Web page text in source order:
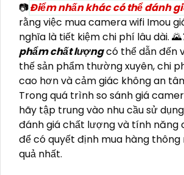
📷Điểm nhấn khác có thể đánh
rằng việc mua camera wifi Imou
nghĩa là tiết kiệm chi phí lâu dài. 🌄
phẩm chất lượngcó thể dẫn đến
thế sản phẩm thường xuyên, chi
cao hơn và cảm giác không an
Trong quá trình so sánh giá
hãy tập trung vào nhu cầu sử
đánh giá chất lượng và tính năng
để có quyết định mua hàng thông
quả nhất.